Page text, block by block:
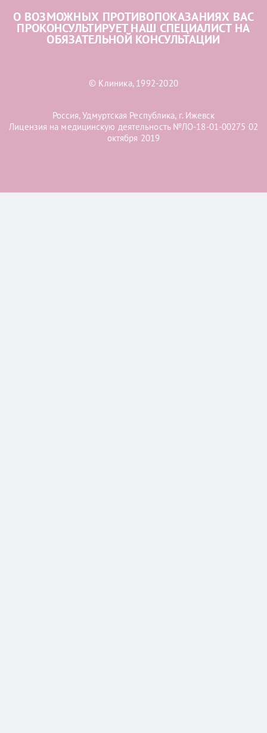
О ВОЗМОЖНЫХ ПРОТИВОПОКАЗАНИЯХ ВАС
ПРОКОНСУЛЬТИРУЕТ НАШ СПЕЦИАЛИСТ НА
ОБЯЗАТЕЛЬНОЙ КОНСУЛЬТАЦИИ
© Клиника, 1992-2020
Россия, Удмуртская Республика, г. Ижевск
Лицензия на медицинскую деятельность №ЛО-18-01-00275 02
октября 2019